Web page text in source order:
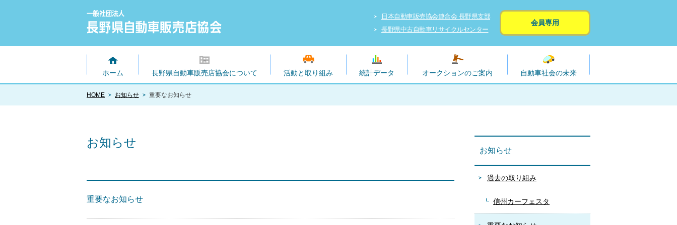
日本自動車販売協会連合会 長野県支部
長野県中古自動車リサイクルセンター
会員専用
ホーム 長野県自動車販売店協会について 活動と取り組み 統計データ オークションのご案内 自動車社会の未来
HOME お知らせ 重要なお知らせ
お知らせ
重要なお知らせ
お知らせ
過去の取り組み
信州カーフェスタ